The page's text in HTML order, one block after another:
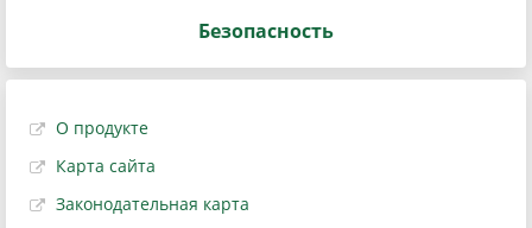
Безопасность
О продукте
Карта сайта
Законодательная карта